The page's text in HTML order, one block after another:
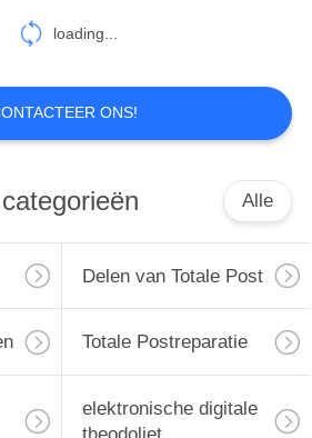
van het
12
loading...
ONS!
Alle
Delen van Totale Post
Totale Postreparatie
elektronische digitale